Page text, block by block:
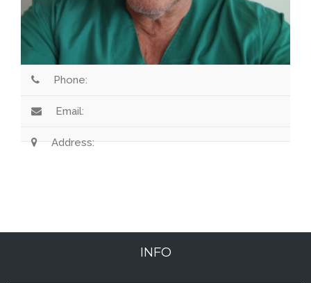
Phone:
Email:
Address:
INFO